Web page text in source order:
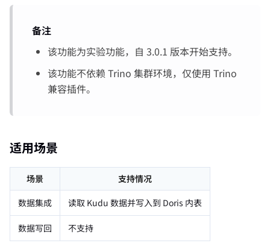
备注
该功能为实验功能，自 3.0.1 版本开始支持。
该功能不依赖 Trino 集群环境，仅使用 Trino
兼容插件。
适用场景
场景
支持情况
数据集成
读取 Kudu 数据并写入到 Doris 内表
数据写回 不支持